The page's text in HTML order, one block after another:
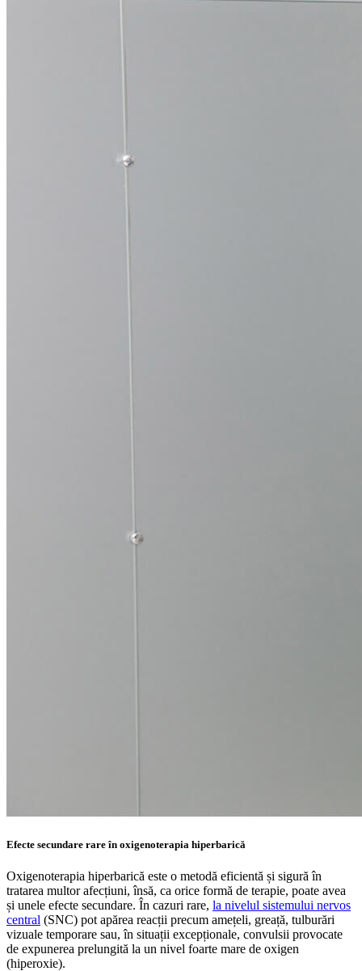
Efecte secundare rare în oxigenoterapia hiperbarică
Oxigenoterapia hiperbarică este o metodă eficientă și sigură în
tratarea multor afecțiuni, însă, ca orice formă de terapie, poate avea
și unele efecte secundare. În cazuri rare, la nivelul sistemului nervos
central (SNC) pot apărea reacții precum amețeli, greață, tulburări
vizuale temporare sau, în situații excepționale, convulsii provocate
de expunerea prelungită la un nivel foarte mare de oxigen
(hiperoxie).